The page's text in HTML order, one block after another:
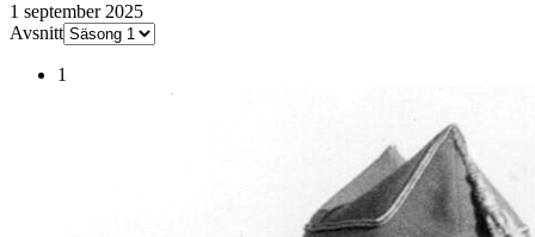
1 september 2025
Avsnitt
1